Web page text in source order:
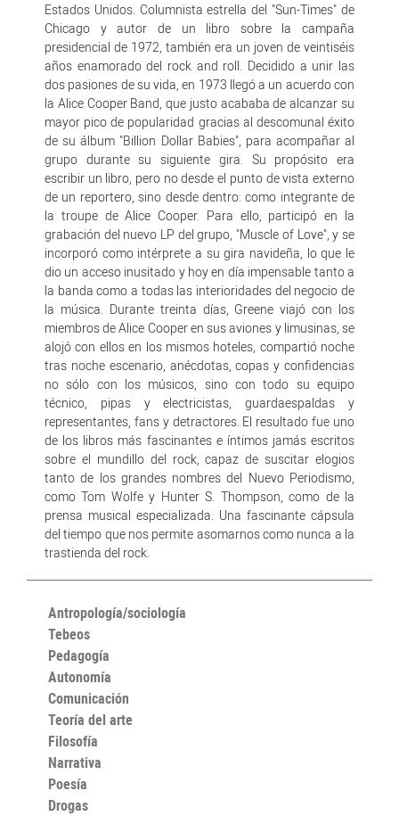
Estados Unidos. Columnista estrella del "Sun-Times" de
Chicago y autor de un libro sobre la campaña
presidencial de 1972, también era un joven de veintiséis
años enamorado del rock and roll. Decidido a unir las
dos pasiones de su vida, en 1973 llegó a un acuerdo con
la Alice Cooper Band, que justo acababa de alcanzar su
mayor pico de popularidad gracias al descomunal éxito
de su álbum "Billion Dollar Babies", para acompañar al
grupo durante su siguiente gira. Su propósito era
escribir un libro, pero no desde el punto de vista externo
de un reportero, sino desde dentro: como integrante de
la troupe de Alice Cooper. Para ello, participó en la
grabación del nuevo LP del grupo, "Muscle of Love", y se
incorporó como intérprete a su gira navideña, lo que le
dio un acceso inusitado y hoy en día impensable tanto a
la banda como a todas las interioridades del negocio de
la música. Durante treinta días, Greene viajó con los
miembros de Alice Cooper en sus aviones y limusinas, se
alojó con ellos en los mismos hoteles, compartió noche
tras noche escenario, anécdotas, copas y confidencias
no sólo con los músicos, sino con todo su equipo
técnico, pipas y electricistas, guardaespaldas y
representantes, fans y detractores. El resultado fue uno
de los libros más fascinantes e íntimos jamás escritos
sobre el mundillo del rock, capaz de suscitar elogios
tanto de los grandes nombres del Nuevo Periodismo,
como Tom Wolfe y Hunter S. Thompson, como de la
prensa musical especializada. Una fascinante cápsula
del tiempo que nos permite asomarnos como nunca a la
trastienda del rock.
Antropología/sociología
Tebeos
Pedagogía
Autonomía
Comunicación
Teoría del arte
Filosofía
Narrativa
Poesía
Drogas